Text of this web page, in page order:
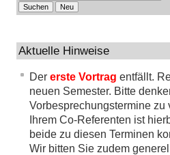
Aktuelle Hinweise
Der erste Vortrag entfällt.
neuen Semester. Bitte
Vorbesprechungstermine
Ihrem Co-Referenten ist
beide zu diesen Terminen
Wir bitten Sie zudem